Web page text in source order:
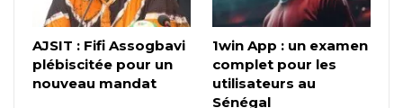
AJSIT : Fifi Assogbavi
plébiscitée pour un
nouveau mandat
1win App : un examen
complet pour les
utilisateurs au
Sénégal